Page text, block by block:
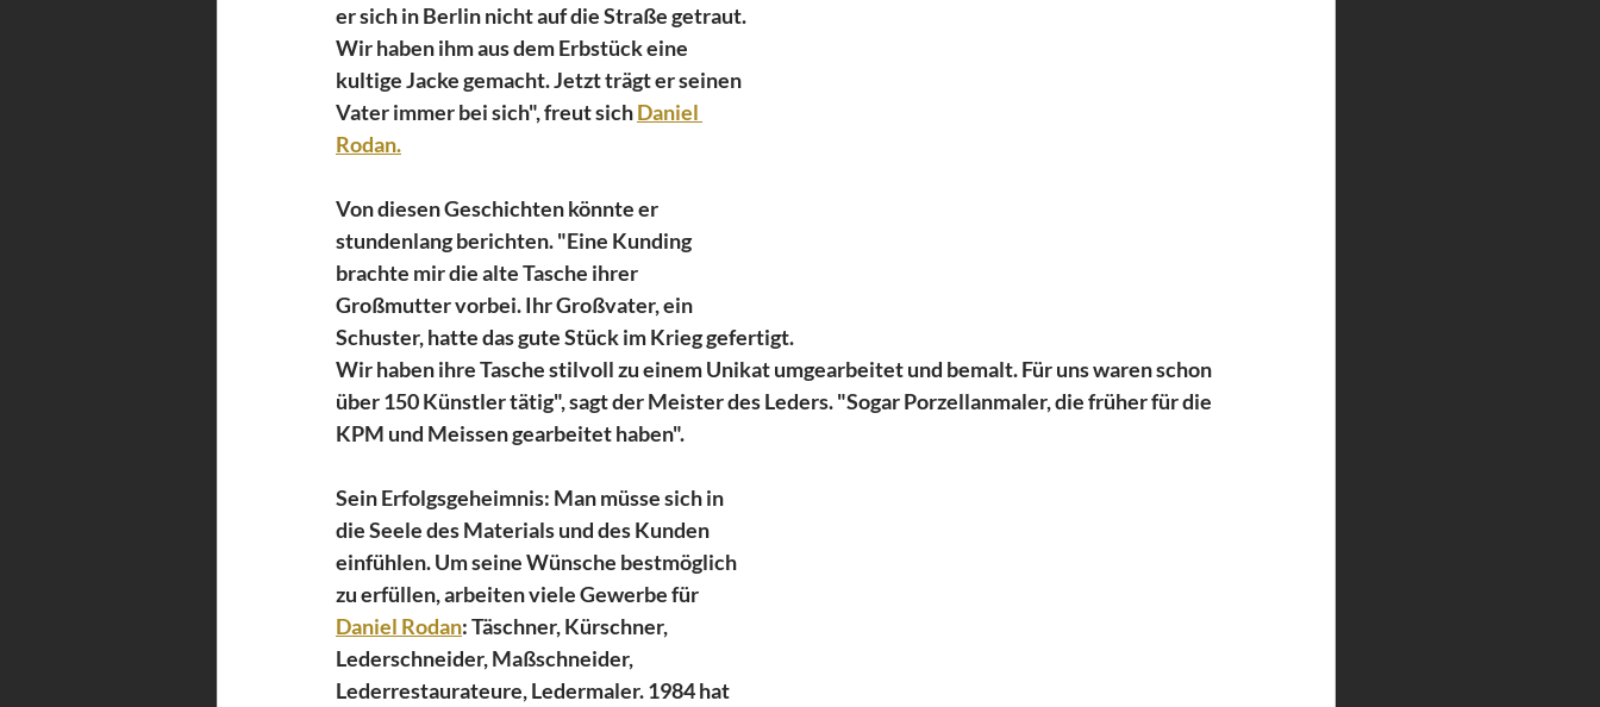
er sich in Berlin nicht auf die Straße getraut.
Wir haben ihm aus dem Erbstück eine
kultige Jacke gemacht. Jetzt trägt er seinen
Vater immer bei sich", freut sich Daniel
Rodan.
Von diesen Geschichten könnte er
stundenlang berichten. "Eine Kunding
brachte mir die alte Tasche ihrer
Großmutter vorbei. Ihr Großvater, ein
Schuster, hatte das gute Stück im Krieg gefertigt.
Wir haben ihre Tasche stilvoll zu einem Unikat umgearbeitet und bemalt. Für uns waren schon
über 150 Künstler tätig", sagt der Meister des Leders. "Sogar Porzellanmaler, die früher für die
KPM und Meissen gearbeitet haben".
Sein Erfolgsgeheimnis: Man müsse sich in
die Seele des Materials und des Kunden
einfühlen. Um seine Wünsche bestmöglich
zu erfüllen, arbeiten viele Gewerbe für
Daniel Rodan: Täschner, Kürschner,
Lederschneider, Maßschneider,
Lederrestaurateure, Ledermaler. 1984 hat